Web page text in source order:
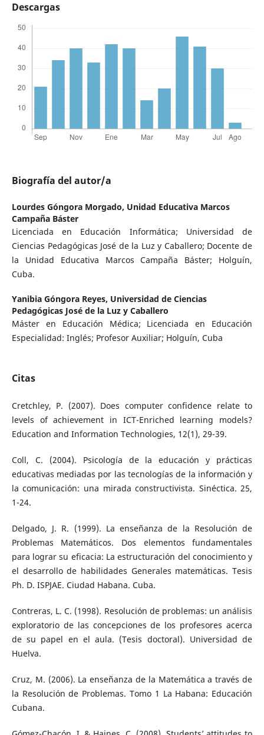
Descargas
Biografía del autor/a
Lourdes Góngora Morgado, Unidad Educativa Marcos
Campaña Báster
Licenciada en Educación Informática; Universidad de
Ciencias Pedagógicas José de la Luz y Caballero; Docente de
la Unidad Educativa Marcos Campaña Báster; Holguín,
Cuba.
Yanibia Góngora Reyes, Universidad de Ciencias
Pedagógicas José de la Luz y Caballero
Máster en Educación Médica; Licenciada en Educación
Especialidad: Inglés; Profesor Auxiliar; Holguín, Cuba
Citas
Cretchley, P. (2007). Does computer confidence relate to
levels of achievement in ICT-Enriched learning models?
Education and Information Technologies, 12(1), 29-39.
Coll, C. (2004). Psicología de la educación y prácticas
educativas mediadas por las tecnologías de la información y
la comunicación: una mirada constructivista. Sinéctica. 25,
1-24.
Delgado, J. R. (1999). La enseñanza de la Resolución de
Problemas Matemáticos. Dos elementos fundamentales
para lograr su eficacia: La estructuración del conocimiento y
el desarrollo de habilidades Generales matemáticas. Tesis
Ph. D. ISPJAE. Ciudad Habana. Cuba.
Contreras, L. C. (1998). Resolución de problemas: un análisis
exploratorio de las concepciones de los profesores acerca
de su papel en el aula. (Tesis doctoral). Universidad de
Huelva.
Cruz, M. (2006). La enseñanza de la Matemática a través de
la Resolución de Problemas. Tomo 1 La Habana: Educación
Cubana.